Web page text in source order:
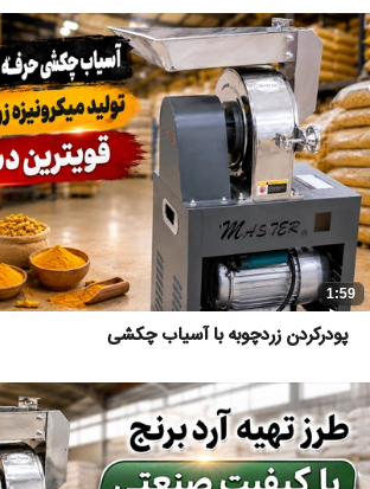
1:59
پودرکردن زردچوبه با آسیاب چکشی